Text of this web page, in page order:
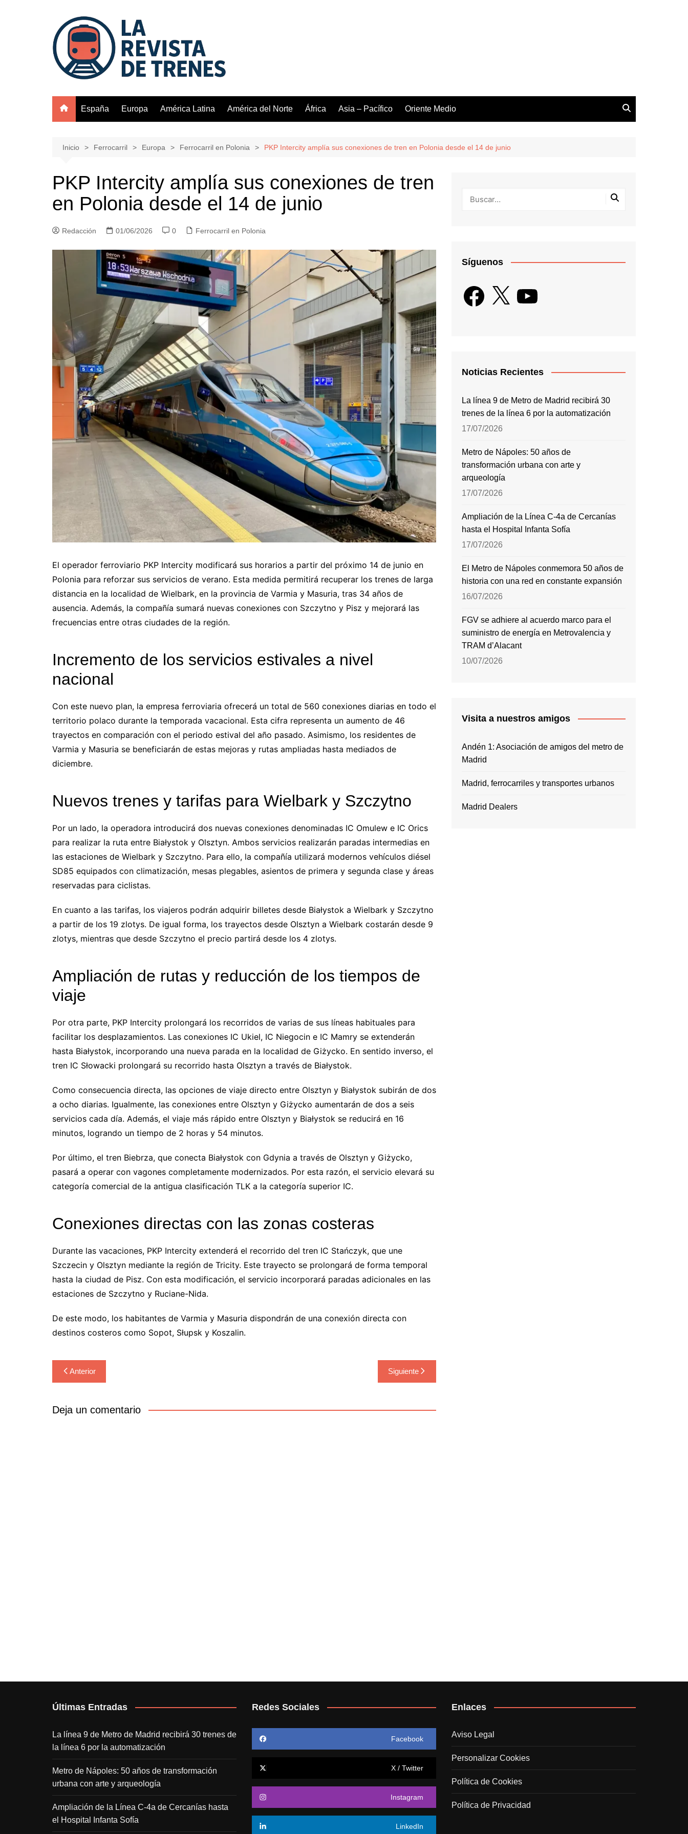
España Europa América Latina América del Norte África Asia – Pacífico Oriente Medio
Inicio Ferrocarril Europa Ferrocarril en Polonia PKP Intercity amplía sus conexiones de tren en Polonia desde el 14 de junio
PKP Intercity amplía sus conexiones de tren
en Polonia desde el 14 de junio
Redacción 01/06/2026 0 Ferrocarril en Polonia
El operador ferroviario PKP Intercity modificará sus horarios a partir del próximo 14 de junio en
Polonia para reforzar sus servicios de verano. Esta medida permitirá recuperar los trenes de larga
distancia en la localidad de Wielbark, en la provincia de Varmia y Masuria, tras 34 años de
ausencia. Además, la compañía sumará nuevas conexiones con Szczytno y Pisz y mejorará las
frecuencias entre otras ciudades de la región.
Incremento de los servicios estivales a nivel
nacional
Con este nuevo plan, la empresa ferroviaria ofrecerá un total de 560 conexiones diarias en todo el
territorio polaco durante la temporada vacacional. Esta cifra representa un aumento de 46
trayectos en comparación con el periodo estival del año pasado. Asimismo, los residentes de
Varmia y Masuria se beneficiarán de estas mejoras y rutas ampliadas hasta mediados de
diciembre.
Nuevos trenes y tarifas para Wielbark y Szczytno
Por un lado, la operadora introducirá dos nuevas conexiones denominadas IC Omulew e IC Orics
para realizar la ruta entre Białystok y Olsztyn. Ambos servicios realizarán paradas intermedias en
las estaciones de Wielbark y Szczytno. Para ello, la compañía utilizará modernos vehículos diésel
SD85 equipados con climatización, mesas plegables, asientos de primera y segunda clase y áreas
reservadas para ciclistas.
En cuanto a las tarifas, los viajeros podrán adquirir billetes desde Białystok a Wielbark y Szczytno
a partir de los 19 zlotys. De igual forma, los trayectos desde Olsztyn a Wielbark costarán desde 9
zlotys, mientras que desde Szczytno el precio partirá desde los 4 zlotys.
Ampliación de rutas y reducción de los tiempos de
viaje
Por otra parte, PKP Intercity prolongará los recorridos de varias de sus líneas habituales para
facilitar los desplazamientos. Las conexiones IC Ukiel, IC Niegocin e IC Mamry se extenderán
hasta Białystok, incorporando una nueva parada en la localidad de Giżycko. En sentido inverso, el
tren IC Słowacki prolongará su recorrido hasta Olsztyn a través de Białystok.
Como consecuencia directa, las opciones de viaje directo entre Olsztyn y Białystok subirán de dos
a ocho diarias. Igualmente, las conexiones entre Olsztyn y Giżycko aumentarán de dos a seis
servicios cada día. Además, el viaje más rápido entre Olsztyn y Białystok se reducirá en 16
minutos, logrando un tiempo de 2 horas y 54 minutos.
Por último, el tren Biebrza, que conecta Białystok con Gdynia a través de Olsztyn y Giżycko,
pasará a operar con vagones completamente modernizados. Por esta razón, el servicio elevará su
categoría comercial de la antigua clasificación TLK a la categoría superior IC.
Conexiones directas con las zonas costeras
Durante las vacaciones, PKP Intercity extenderá el recorrido del tren IC Stańczyk, que une
Szczecin y Olsztyn mediante la región de Tricity. Este trayecto se prolongará de forma temporal
hasta la ciudad de Pisz. Con esta modificación, el servicio incorporará paradas adicionales en las
estaciones de Szczytno y Ruciane-Nida.
De este modo, los habitantes de Varmia y Masuria dispondrán de una conexión directa con
destinos costeros como Sopot, Słupsk y Koszalin.
Navegación
de
entradas
Anterior Siguiente
Deja un comentario
Síguenos
Facebook
X YouTube
Noticias Recientes
La línea 9 de Metro de Madrid recibirá 30
trenes de la línea 6 por la automatización
17/07/2026
Metro de Nápoles: 50 años de
transformación urbana con arte y
arqueología
17/07/2026
Ampliación de la Línea C-4a de Cercanías
hasta el Hospital Infanta Sofía
17/07/2026
El Metro de Nápoles conmemora 50 años de
historia con una red en constante expansión
16/07/2026
FGV se adhiere al acuerdo marco para el
suministro de energía en Metrovalencia y
TRAM d’Alacant
10/07/2026
Visita a nuestros amigos
Andén 1: Asociación de amigos del metro de
Madrid
Madrid, ferrocarriles y transportes urbanos
Madrid Dealers
Últimas Entradas
La línea 9 de Metro de Madrid recibirá 30 trenes de
la línea 6 por la automatización
Metro de Nápoles: 50 años de transformación
urbana con arte y arqueología
Ampliación de la Línea C-4a de Cercanías hasta
el Hospital Infanta Sofía
Redes Sociales
Facebook
X / Twitter
Instagram
LinkedIn
Enlaces
Aviso Legal
Personalizar Cookies
Política de Cookies
Política de Privacidad